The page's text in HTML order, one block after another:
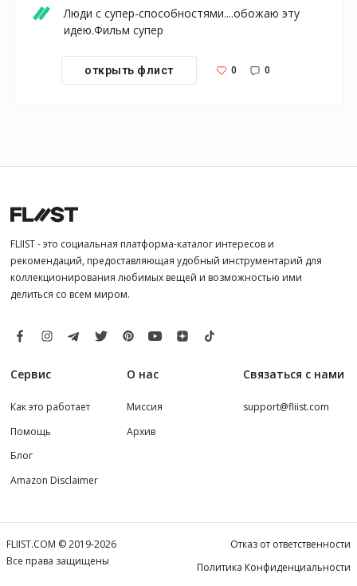
Люди с супер-способностями....обожаю эту
идею.Фильм супер
открыть флист 0 0
FLIIST - это социальная платформа-каталог интересов и
рекомендаций, предоставляющая удобный инструментарий для
коллекционирования любимых вещей и возможностью ими
делиться со всем миром.
Сервис
Как это работает
Помощь
Блог
Amazon Disclaimer
О нас
Миссия
Архив
Связаться с нами
support@fliist.com
FLIIST.COM © 2019-2026
Все права защищены
Отказ от ответственности
Политика Конфиденциальности